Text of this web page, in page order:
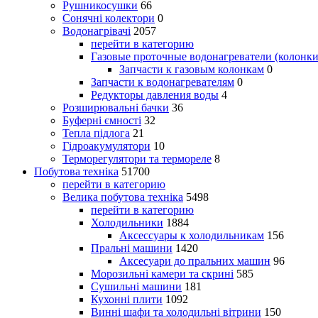
Рушникосушки 66
Сонячні колектори 0
Водонагрівачі 2057
перейти в категорию
Газовые проточные водонагреватели
Запчасти к газовым колонкам 0
Запчасти к водонагревателям 0
Редукторы давления воды 4
Розширювальні бачки 36
Буферні ємності 32
Тепла підлога 21
Гідроакумулятори 10
Терморегулятори та термореле 8
Побутова техніка 51700
перейти в категорию
Велика побутова техніка 5498
перейти в категорию
Холодильники 1884
Аксессуары к холодильникам 156
Пральні машини 1420
Аксесуари до пральних машин 96
Морозильні камери та скрині 585
Сушильні машини 181
Кухонні плити 1092
Винні шафи та холодильні вітрини 150